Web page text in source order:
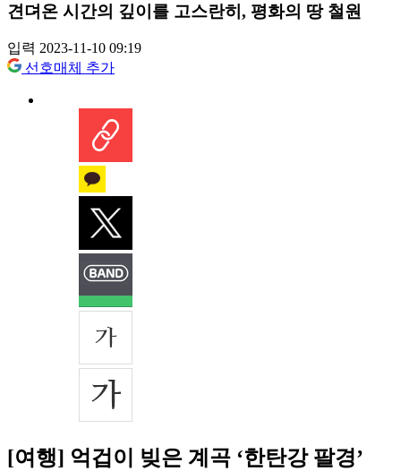
견뎌온 시간의 깊이를 고스란히, 평화의 땅 철원
입력 2023-11-10 09:19
선호매체 추가
[여행] 억겁이 빚은 계곡 ‘한탄강 팔경’